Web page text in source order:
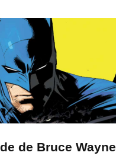
de Bruce Wayne